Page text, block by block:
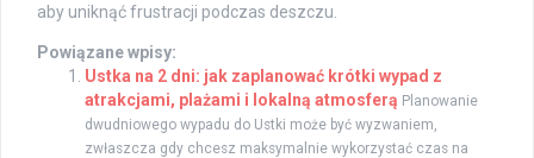
aby uniknąć frustracji podczas deszczu.
Powiązane wpisy:
Ustka na 2 dni: jak zaplanować krótki wypad z
atrakcjami, plażami i lokalną atmosferą Planowanie
dwudniowego wypadu do Ustki może być wyzwaniem,
zwłaszcza gdy chcesz maksymalnie wykorzystać czas na